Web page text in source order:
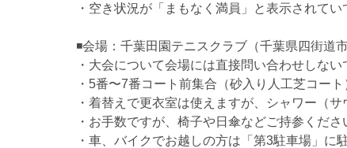
・空き状況が「まもなく満員」と表示されて
◾️会場：千葉田園テニスクラブ（千葉県四街道
・大会について会場には直接問い合わせしない
・5番〜7番コート前集合（砂入り人工芝コート
・着替えで更衣室は使えますが、シャワー（
・お手数ですが、椅子や日傘などご持参くださ
・車、バイクでお越しの方は「第3駐車場」に